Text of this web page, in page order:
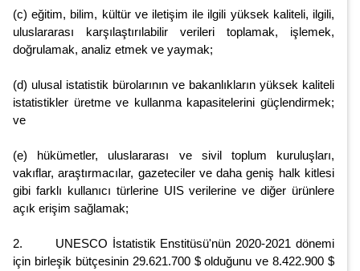
(c) eğitim, bilim, kültür ve iletişim ile ilgili yüksek kaliteli, ilgili,
uluslararası karşılaştırılabilir verileri toplamak, işlemek,
doğrulamak, analiz etmek ve yaymak;
(d) ulusal istatistik bürolarının ve bakanlıkların yüksek kaliteli
istatistikler üretme ve kullanma kapasitelerini güçlendirmek;
ve
(e) hükümetler, uluslararası ve sivil toplum kuruluşları,
vakıflar, araştırmacılar, gazeteciler ve daha geniş halk kitlesi
gibi farklı kullanıcı türlerine UIS verilerine ve diğer ürünlere
açık erişim sağlamak;
2. UNESCO İstatistik Enstitüsü'nün 2020-2021 dönemi
için birleşik bütçesinin 29.621.700 $ olduğunu ve 8.422.900 $